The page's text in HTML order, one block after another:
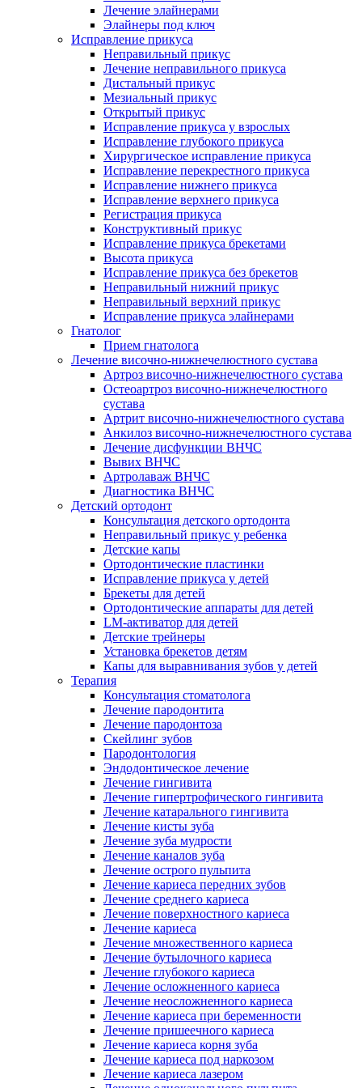
Лечение элайнерами
Элайнеры под ключ
Исправление прикуса
Неправильный прикус
Лечение неправильного прикуса
Дистальный прикус
Мезиальный прикус
Открытый прикус
Исправление прикуса у взрослых
Исправление глубокого прикуса
Хирургическое исправление прикуса
Исправление перекрестного прикуса
Исправление нижнего прикуса
Исправление верхнего прикуса
Регистрация прикуса
Конструктивный прикус
Исправление прикуса брекетами
Высота прикуса
Исправление прикуса без брекетов
Неправильный нижний прикус
Неправильный верхний прикус
Исправление прикуса элайнерами
Гнатолог
Прием гнатолога
Лечение височно-нижнечелюстного сустава
Артроз височно-нижнечелюстного сустава
Остеоартроз височно-нижнечелюстного
сустава
Артрит височно-нижнечелюстного сустава
Анкилоз височно-нижнечелюстного сустава
Лечение дисфункции ВНЧС
Вывих ВНЧС
Артролаваж ВНЧС
Диагностика ВНЧС
Детский ортодонт
Консультация детского ортодонта
Неправильный прикус у ребенка
Детские капы
Ортодонтические пластинки
Исправление прикуса у детей
Брекеты для детей
Ортодонтические аппараты для детей
LM-активатор для детей
Детские трейнеры
Установка брекетов детям
Капы для выравнивания зубов у детей
Терапия
Консультация стоматолога
Лечение пародонтита
Лечение пародонтоза
Скейлинг зубов
Пародонтология
Эндодонтическое лечение
Лечение гингивита
Лечение гипертрофического гингивита
Лечение катарального гингивита
Лечение кисты зуба
Лечение зуба мудрости
Лечение каналов зуба
Лечение острого пульпита
Лечение кариеса передних зубов
Лечение среднего кариеса
Лечение поверхностного кариеса
Лечение кариеса
Лечение множественного кариеса
Лечение бутылочного кариеса
Лечение глубокого кариеса
Лечение осложненного кариеса
Лечение неосложненного кариеса
Лечение кариеса при беременности
Лечение пришеечного кариеса
Лечение кариеса корня зуба
Лечение кариеса под наркозом
Лечение кариеса лазером